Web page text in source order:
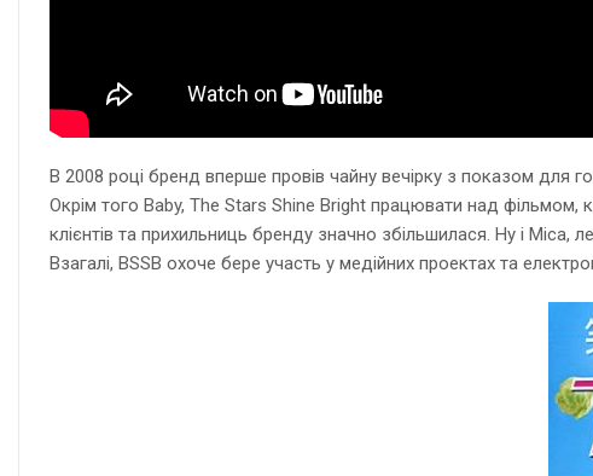
В 2008 році бренд вперше провів чайну вечірку з показом для
Окрім того Baby, The Stars Shine Bright працювати над фільмом,
клієнтів та прихильниць бренду значно збільшилася. Ну і
Взагалі, BSSB охоче бере участь у медійних проектах та